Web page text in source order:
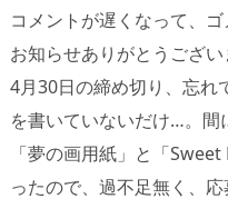
コメントが遅くなって、ゴ
お知らせありがとうござい
4月30日の締め切り、忘れ
を書いていないだけ…。間
「夢の画用紙」と「
ったので、過不足無く、応